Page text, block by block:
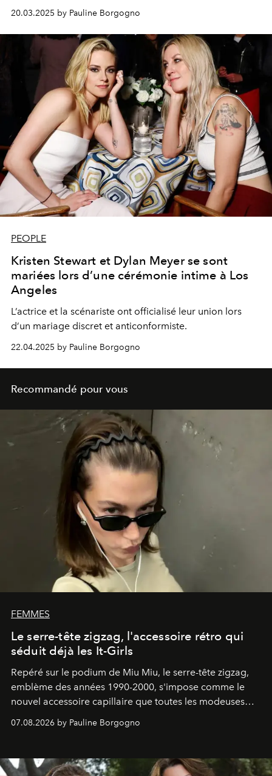
20.03.2025 by Pauline Borgogno
PEOPLE
Kristen Stewart et Dylan Meyer se sont
mariées lors d’une cérémonie intime à Los
Angeles
L’actrice et la scénariste ont officialisé leur union lors
d’un mariage discret et anticonformiste.
22.04.2025 by Pauline Borgogno
Recommandé pour vous
FEMMES
Le serre-tête zigzag, l'accessoire rétro qui
séduit déjà les It-Girls
Repéré sur le podium de Miu Miu, le serre-tête zigzag,
emblème des années 1990-2000, s'impose comme le
nouvel accessoire capillaire que toutes les modeuses
07.08.2026 by Pauline Borgogno